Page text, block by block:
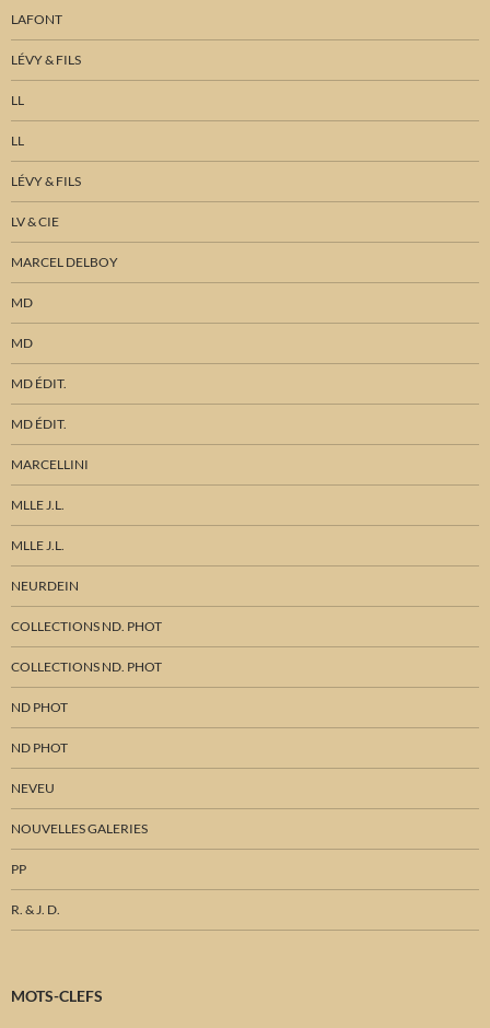
LAFONT
LÉVY & FILS
LL
LL
LÉVY & FILS
LV & CIE
MARCEL DELBOY
MD
MD
MD ÉDIT.
MD ÉDIT.
MARCELLINI
MLLE J.L.
MLLE J.L.
NEURDEIN
COLLECTIONS ND. PHOT
COLLECTIONS ND. PHOT
ND PHOT
ND PHOT
NEVEU
NOUVELLES GALERIES
PP
R. & J. D.
MOTS-CLEFS